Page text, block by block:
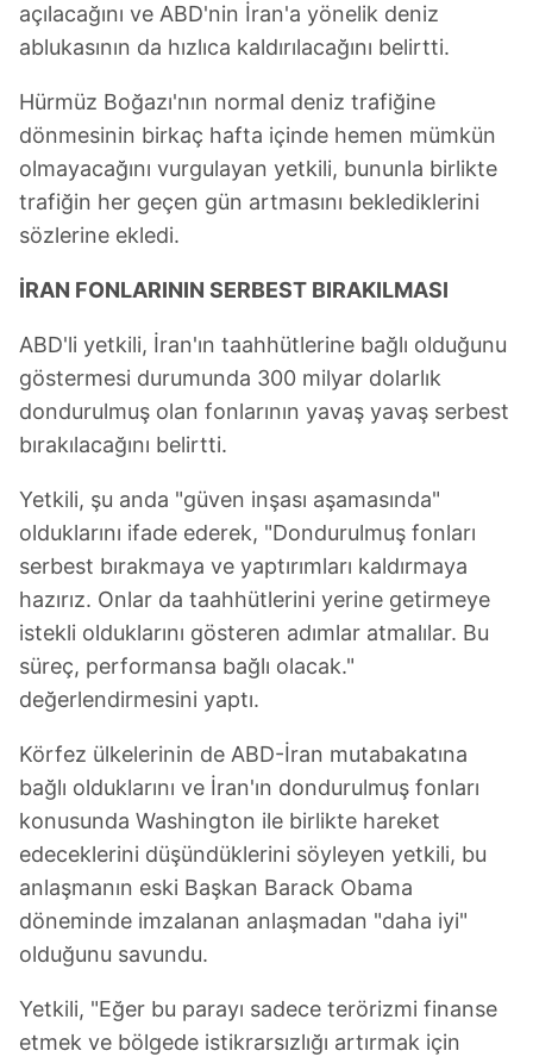
açılacağını ve ABD'nin İran'a yönelik deniz
ablukasının da hızlıca kaldırılacağını belirtti.
Hürmüz Boğazı'nın normal deniz trafiğine
dönmesinin birkaç hafta içinde hemen mümkün
olmayacağını vurgulayan yetkili, bununla birlikte
trafiğin her geçen gün artmasını beklediklerini
sözlerine ekledi.
İRAN FONLARININ SERBEST BIRAKILMASI
ABD'li yetkili, İran'ın taahhütlerine bağlı olduğunu
göstermesi durumunda 300 milyar dolarlık
dondurulmuş olan fonlarının yavaş yavaş serbest
bırakılacağını belirtti.
Yetkili, şu anda "güven inşası aşamasında"
olduklarını ifade ederek, "Dondurulmuş fonları
serbest bırakmaya ve yaptırımları kaldırmaya
hazırız. Onlar da taahhütlerini yerine getirmeye
istekli olduklarını gösteren adımlar atmalılar. Bu
süreç, performansa bağlı olacak."
değerlendirmesini yaptı.
Körfez ülkelerinin de ABD-İran mutabakatına
bağlı olduklarını ve İran'ın dondurulmuş fonları
konusunda Washington ile birlikte hareket
edeceklerini düşündüklerini söyleyen yetkili, bu
anlaşmanın eski Başkan Barack Obama
döneminde imzalanan anlaşmadan "daha iyi"
olduğunu savundu.
Yetkili, "Eğer bu parayı sadece terörizmi finanse
etmek ve bölgede istikrarsızlığı artırmak için